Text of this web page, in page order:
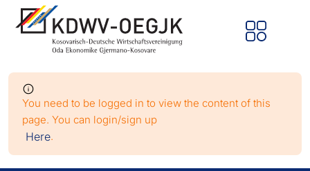
You need to be logged in to view the content of this
page. You can login/sign up
Here.